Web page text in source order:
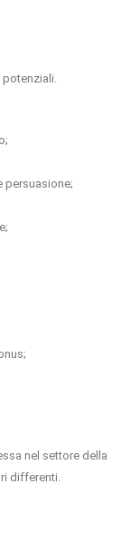
potenziali.
persuasione;
nel settore della
differenti.